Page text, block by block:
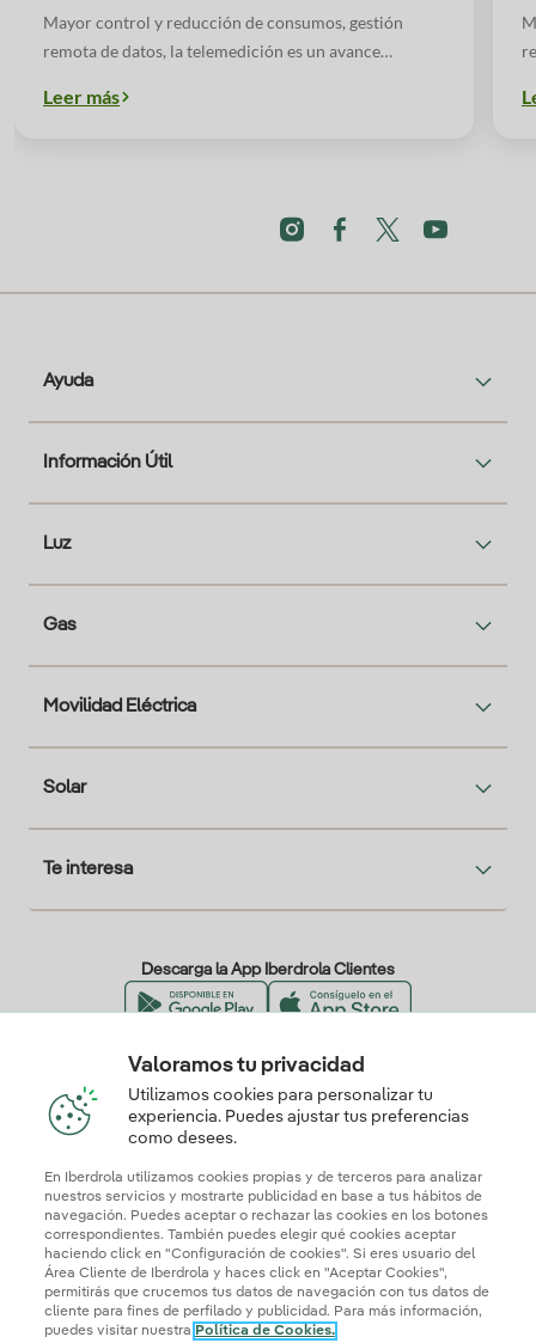
Mayor control y reducción de consumos, gestión
remota de datos, la telemedición es un avance
usuarios.
Leer más
Ayuda
Información Útil
Luz
Gas
Movilidad Eléctrica
Solar
Te interesa
Descarga la App Iberdrola Clientes
Nuestros certificados de confianza
Mapa webInformación legal y Política de cookies
Valoramos tu privacidad
Utilizamos cookies para personalizar tu
experiencia. Puedes ajustar tus preferencias
como desees.
En Iberdrola utilizamos cookies propias y de terceros para analizar
nuestros servicios y mostrarte publicidad en base a tus hábitos de
navegación. Puedes aceptar o rechazar las cookies en los botones
correspondientes. También puedes elegir qué cookies aceptar
haciendo click en "Configuración de cookies". Si eres usuario del
Área Cliente de Iberdrola y haces click en "Aceptar Cookies",
permitirás que crucemos tus datos de navegación con tus datos de
cliente para fines de perfilado y publicidad. Para más información,
puedes visitar nuestra Política de Cookies.